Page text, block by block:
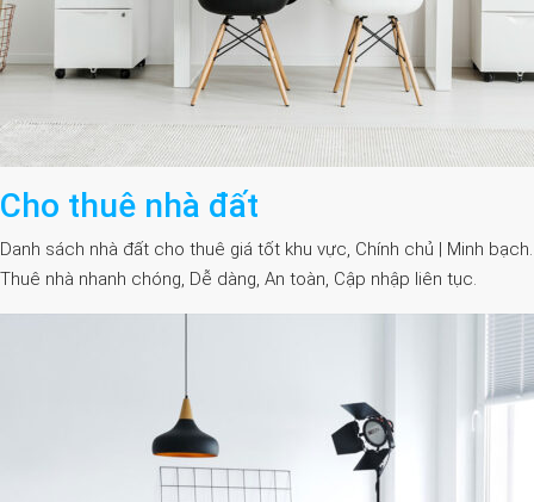
Cho thuê nhà đất
Danh sách nhà đất cho thuê giá tốt khu vực, Chính chủ | Minh bạch.
Thuê nhà nhanh chóng, Dễ dàng, An toàn, Cập nhập liên tục.